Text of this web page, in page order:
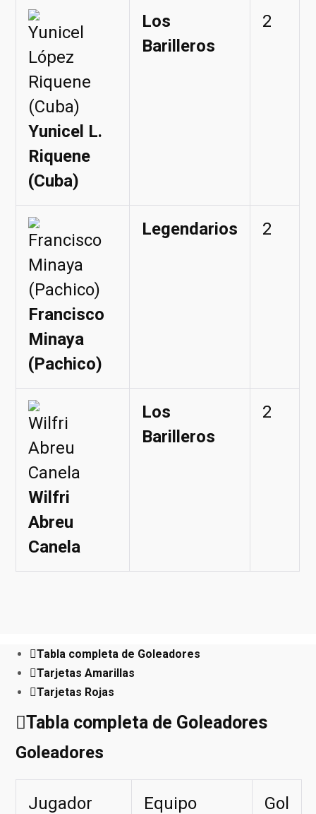
Yunicel L.
Riquene
(Cuba)
Los
Barilleros
2
Francisco
Minaya
(Pachico)
Legendarios 2
Wilfri
Abreu
Canela
Los
Barilleros
2
Tabla completa de Goleadores
Tarjetas Amarillas
Tarjetas Rojas
Tabla completa de Goleadores
Goleadores
Jugador Equipo Gol